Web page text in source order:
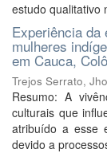
estudo qualitativo
Experiência da
mulheres
em Cauca,
Trejos Serrato,
Resumo: A
culturais que
atribuído a esse
devido a